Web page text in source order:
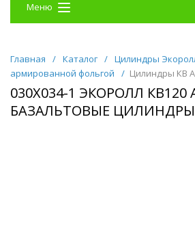
Меню
Главная / Каталог / Цилиндры
армированной фольгой
/ Цилиндры КВ
030Х034-1 ЭКОРОЛЛ КВ120
БАЗАЛЬТОВЫЕ ЦИЛИНДРЫ